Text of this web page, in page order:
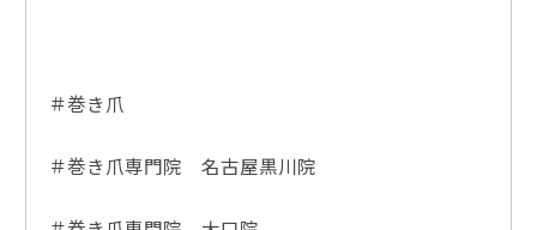
＃巻き爪
＃巻き爪専門院 名古屋黒川院